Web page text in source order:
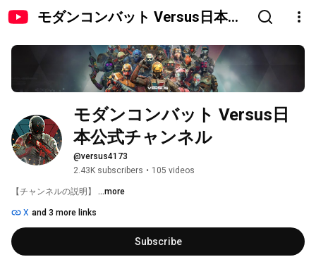
モダンコンバット Versus日本公
モダンコンバット Versus日
本公式チャンネル
@versus4173
2.43K subscribers • 105 videos
【チャンネルの説明】 ...more
X and 3 more links
Subscribe